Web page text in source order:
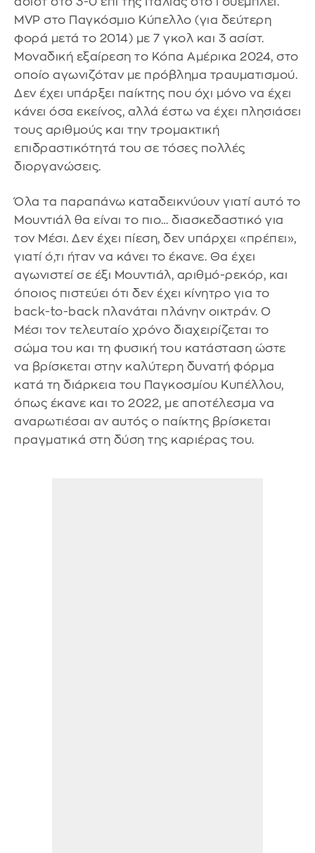
MVP στο Παγκόσμιο Κύπελλο (για δεύτερη
φορά μετά το 2014) με 7 γκολ και 3 ασίστ.
Μοναδική εξαίρεση το Κόπα Αμέρικα 2024, στο
οποίο αγωνιζόταν με πρόβλημα τραυματισμού.
Δεν έχει υπάρξει παίκτης που όχι μόνο να έχει
κάνει όσα εκείνος, αλλά έστω να έχει πλησιάσει
τους αριθμούς και την τρομακτική
επιδραστικότητά του σε τόσες πολλές
διοργανώσεις.
Όλα τα παραπάνω καταδεικνύουν γιατί αυτό το
Μουντιάλ θα είναι το πιο… διασκεδαστικό για
τον Μέσι. Δεν έχει πίεση, δεν υπάρχει «πρέπει»,
γιατί ό,τι ήταν να κάνει το έκανε. Θα έχει
αγωνιστεί σε έξι Μουντιάλ, αριθμό-ρεκόρ, και
όποιος πιστεύει ότι δεν έχει κίνητρο για το
back-to-back πλανάται πλάνην οικτράν. Ο
Μέσι τον τελευταίο χρόνο διαχειρίζεται το
σώμα του και τη φυσική του κατάσταση ώστε
να βρίσκεται στην καλύτερη δυνατή φόρμα
κατά τη διάρκεια του Παγκοσμίου Κυπέλλου,
όπως έκανε και το 2022, με αποτέλεσμα να
αναρωτιέσαι αν αυτός ο παίκτης βρίσκεται
πραγματικά στη δύση της καριέρας του.